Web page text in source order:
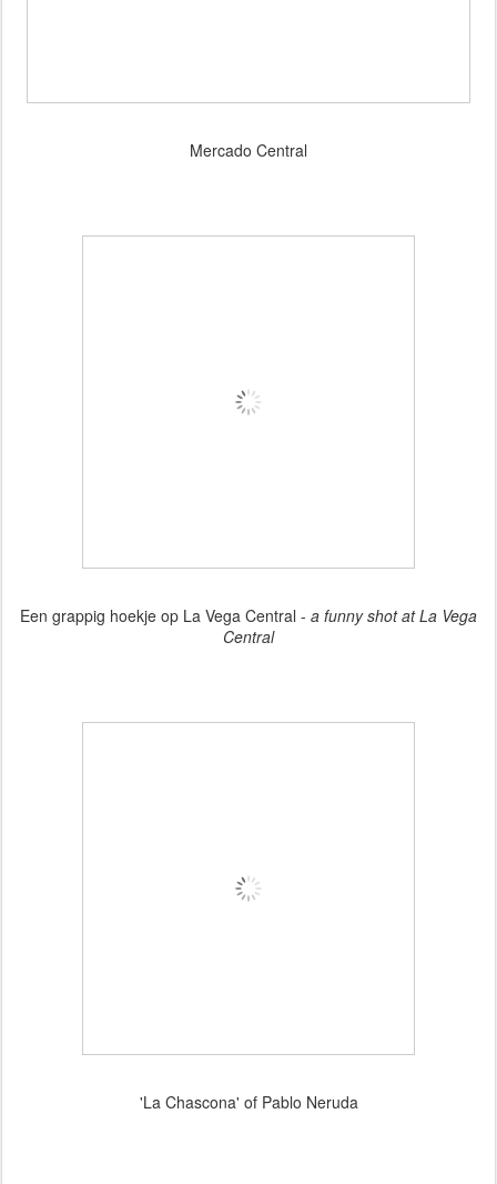
Mercado Central
Een grappig hoekje op La Vega Central - a funny shot at La Vega
Central
'La Chascona' of Pablo Neruda